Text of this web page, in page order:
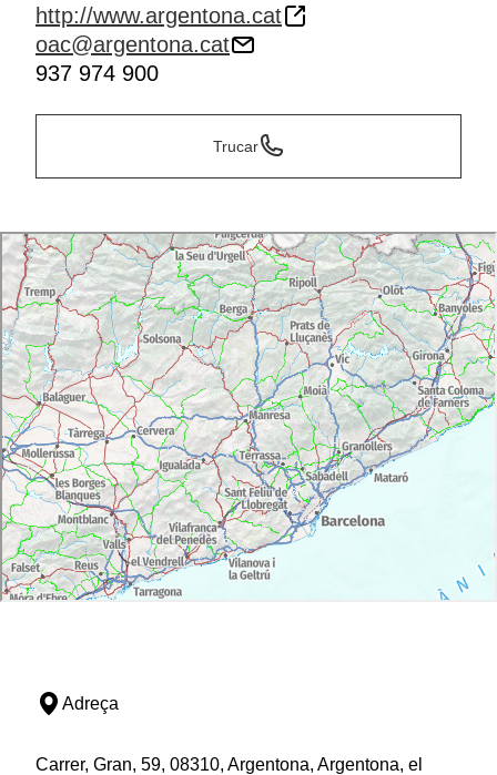
http://www.argentona.cat
oac@argentona.cat
937 974 900
Trucar
Adreça
Carrer, Gran, 59, 08310, Argentona, Argentona, el